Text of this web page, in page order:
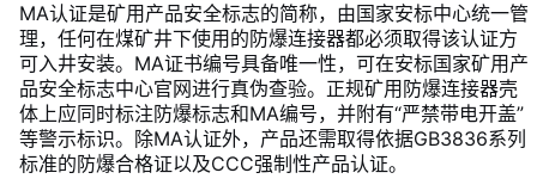
MA认证是矿用产品安全标志的简称，由国家安标中心统一管
理，任何在煤矿井下使用的防爆连接器都必须取得该认证方
可入井安装。MA证书编号具备唯一性，可在安标国家矿用产
品安全标志中心官网进行真伪查验。正规矿用防爆连接器壳
体上应同时标注防爆标志和MA编号，并附有“严禁带电开盖”
等警示标识。除MA认证外，产品还需取得依据GB3836系列
标准的防爆合格证以及CCC强制性产品认证。